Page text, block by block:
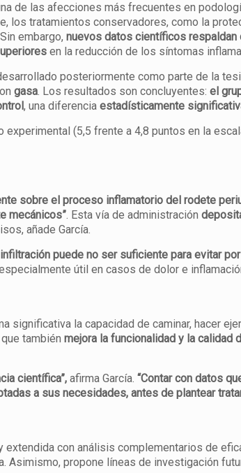
de las afecciones más frecuentes en
tratamientos conservadores, como la
embargo,nuevos datos científicos respaldan
en la reducción de los síntomas
posteriormente como parte de la
gasa. Los resultados son concluyentes:el
, una diferenciaestadísticamente
(5,5 frente a 4,8 puntos en la
sobre el proceso inflamatorio del rodete
mecánicos”. Esta vía de administración
añade García.
infiltración puede no ser suficiente para evitar
útil en casos de dolor e
significativa la capacidad de caminar, hacer
que tambiénmejora la funcionalidad y la calidad
científica”, afirma García.“Contar con datos
a sus necesidades, antes de plantear
con análisis complementarios de
Asimismo, propone líneas de investigación